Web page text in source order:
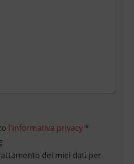
l'informativa privacy*
dei miei dati per